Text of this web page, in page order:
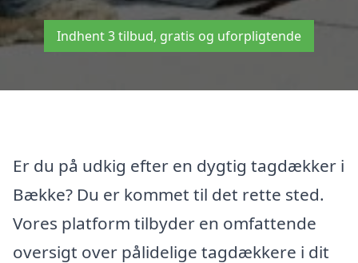
Indhent 3 tilbud, gratis og uforpligtende
Er du på udkig efter en dygtig tagdækker i
Bække? Du er kommet til det rette sted.
Vores platform tilbyder en omfattende
oversigt over pålidelige tagdækkere i dit